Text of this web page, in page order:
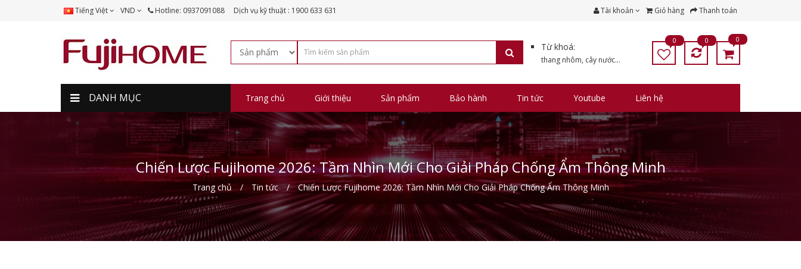
Tiếng Việt VND Hotline: 0937091088 Dịch vụ kỹ thuật : 1900 633 631 Tài khoản Giỏ hàng Thanh toán
Từ khoá:
thang nhôm, cây nước...
0 0 0
DANH MỤC Trang chủ Giới thiệu Sản phẩm Bảo hành Tin tức Youtube Liên hệ
Chiến Lược Fujihome 2026: Tầm Nhìn Mới Cho Giải Pháp Chống Ẩm Thông Minh
Trang chủ Tin tức Chiến Lược Fujihome 2026: Tầm Nhìn Mới Cho Giải Pháp Chống Ẩm Thông Minh